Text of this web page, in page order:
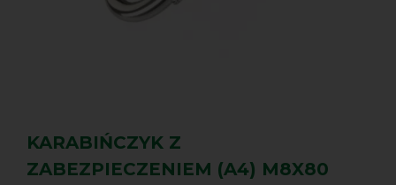
KARABIŃCZYK Z
ZABEZPIECZENIEM (A4) M8X80